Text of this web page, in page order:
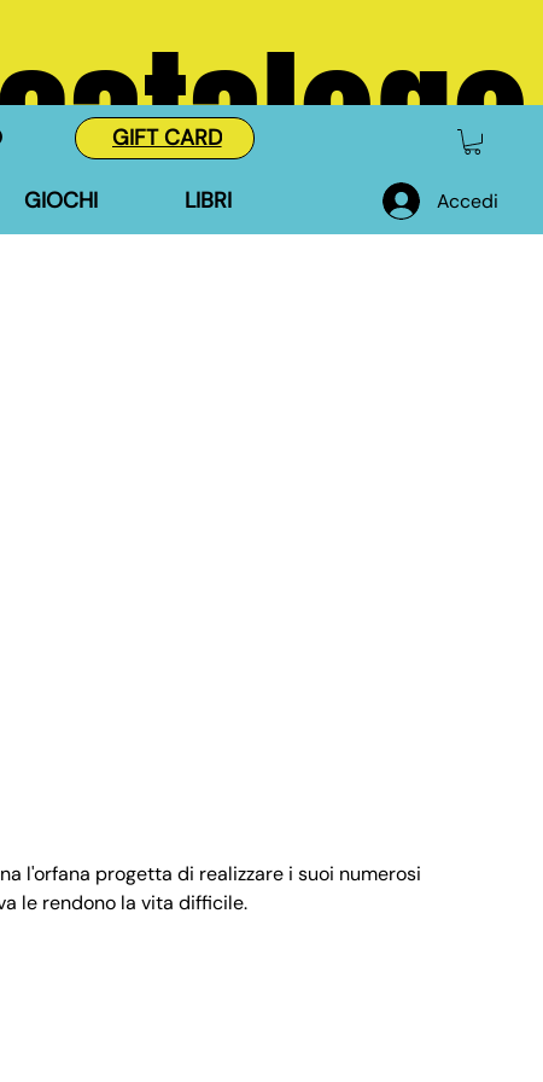
GIOCHI LIBRI
GIFT CARD
Accedi
l'orfana progetta di realizzare i suoi numerosi
le rendono la vita difficile.